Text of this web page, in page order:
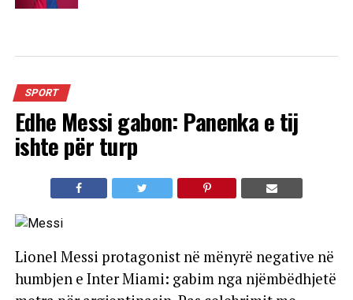
SPORT
Edhe Messi gabon: Panenka e tij
ishte për turp
Lionel Messi protagonist në mënyrë negative në
humbjen e Inter Miami: gabim nga njëmbëdhjetë